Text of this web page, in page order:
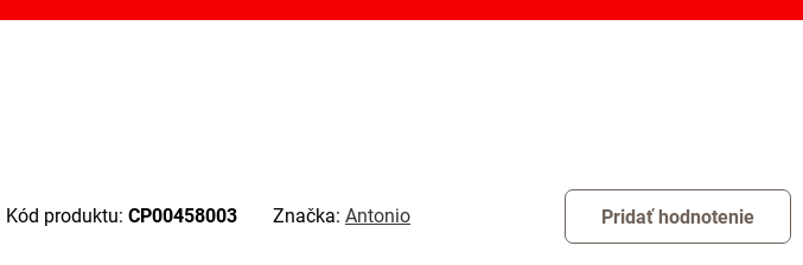
Kód produktu: CP00458003 Značka: Antonio Pridať hodnotenie